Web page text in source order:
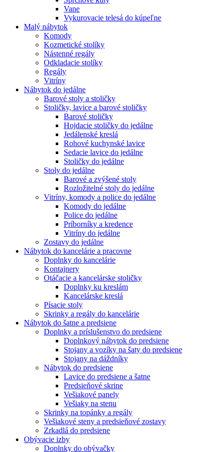
Vane
Vykurovacie telesá do kúpeľne
Malý nábytok
Komody
Kozmetické stolíky
Nástenné regály
Odkladacie stolíky
Regály
Vitríny
Nábytok do jedálne
Barové stoly a stoličky
Stoličky, lavice a barové stoličky
Barové stoličky
Hojdacie stoličky do jedálne
Jedálenské kreslá
Rohové kuchynské lavice
Sedacie lavice do jedálne
Stoličky do jedálne
Stoly do jedálne
Barové a zvýšené stoly
Rozložitelné stoly do jedálne
Vitríny, komody a police do jedálne
Komody do jedálne
Police do jedálne
Príborníky a kredence
Vitríny do jedálne
Zostavy do jedálne
Nábytok do kancelárie a pracovne
Doplnky do kancelárie
Kontajnery
Otáčacie a kancelárske stoličky
Doplnky ku kreslám
Kancelárske kreslá
Písacie stoly
Skrinky a regály do kancelárie
Nábytok do šatne a predsiene
Doplnky a príslušenstvo do predsiene
Doplnkový nábytok do predsiene
Stojany a vozíky na šaty do predsiene
Stojany na dáždníky
Nábytok do predsiene
Lavice do predsiene a šatne
Predsieňové skrine
Vešiakové panely
Vešiaky na stenu
Skrinky na topánky a regály
Vešiakové steny a predsieňové zostavy
Zrkadlá do predsiene
Obývacie izby
Doplnky do obývačky